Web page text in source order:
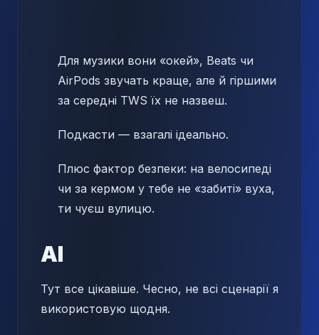
Для музики вони «окей», Beats чи
AirPods звучать краще, але й гіршими
за середні TWS їх не назвеш.
Подкасти — взагалі ідеально.
Плюс фактор безпеки: на велосипеді
чи за кермом у тебе не «забиті» вуха,
ти чуєш вулицю.
AI
Тут все цікавіше. Чесно, не всі сценарії я
використовую щодня.